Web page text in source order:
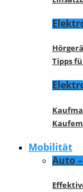
Tipps
Mobilität
Auto